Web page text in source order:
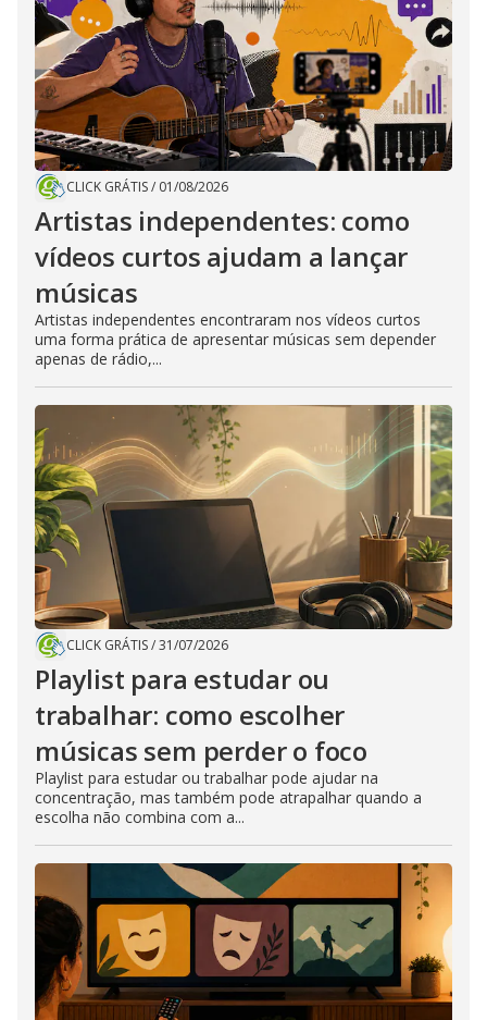
CLICK GRÁTIS/ 01/08/2026
Artistas independentes: como
vídeos curtos ajudam a lançar
músicas
Artistas independentes encontraram nos vídeos curtos
uma forma prática de apresentar músicas sem depender
apenas de rádio,...
CLICK GRÁTIS/31/07/2026
Playlist para estudar ou
trabalhar: como escolher
músicas sem perder o foco
Playlist para estudar ou trabalhar pode ajudar na
concentração, mas também pode atrapalhar quando a
escolha não combina com a...